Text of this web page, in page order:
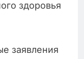
здоровья
заявления